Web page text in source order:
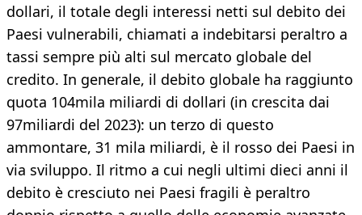
dollari, il totale degli interessi netti sul debito dei
Paesi vulnerabili, chiamati a indebitarsi peraltro a
tassi sempre più alti sul mercato globale del
credito. In generale, il debito globale ha raggiunto
quota 104mila miliardi di dollari (in crescita dai
97miliardi del 2023): un terzo di questo
ammontare, 31 mila miliardi, è il rosso dei Paesi in
via sviluppo. Il ritmo a cui negli ultimi dieci anni il
debito è cresciuto nei Paesi fragili è peraltro